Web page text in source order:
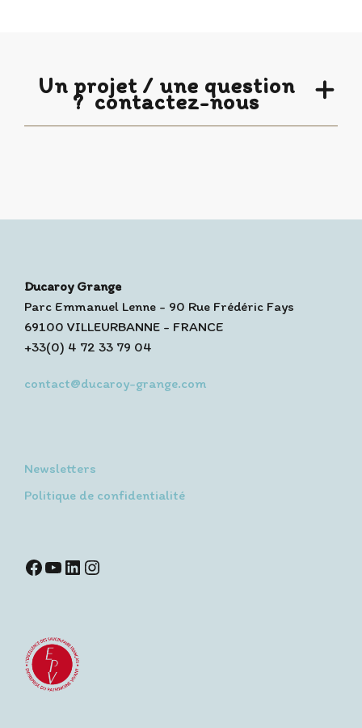
Un projet / une question
? contactez-nous
Ducaroy Grange
Parc Emmanuel Lenne - 90 Rue Frédéric Fays
69100 VILLEURBANNE - FRANCE
+33(0) 4 72 33 79 04
contact@ducaroy-grange.com
Newsletters
Politique de confidentialité
Facebook YouTube LinkedIn Instagram